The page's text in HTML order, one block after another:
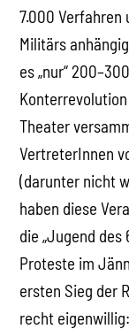
7.000
Militärs
es „nur“
Theater
VertreterInnen
(darunter nicht
haben diese
die „Jugend des
Proteste im
ersten Sieg der
recht